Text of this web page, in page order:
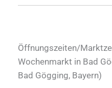
Öffnungszeiten/
Wochenmarkt in Bad
Bad Gögging, Bayern)